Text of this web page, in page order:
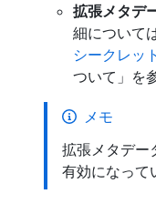
拡張メタデ
細について
シークレッ
ついて」を
メモ
拡張メタデー
有効になって